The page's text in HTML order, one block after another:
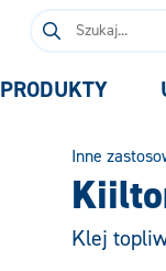
Szukaj:
PRODUKTY
Inne
Klej